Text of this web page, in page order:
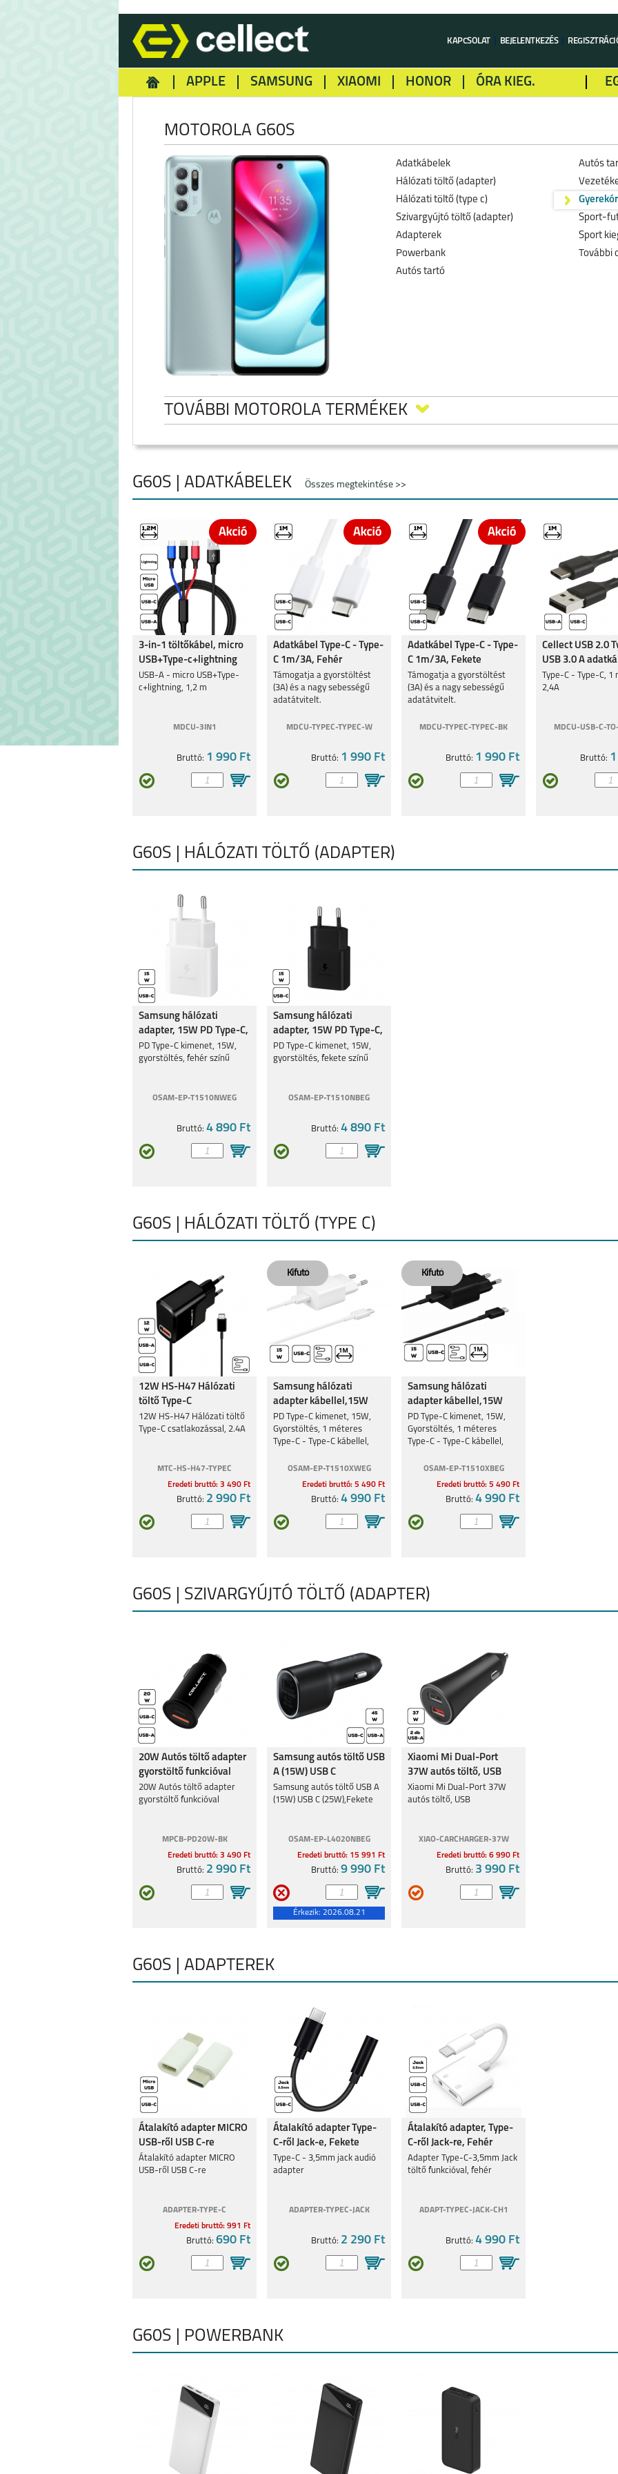
KAPCSOLAT BEJELENTKEZÉS
APPLE SAMSUNG XIAOMI HONOR ÓRA KIEG.
MOTOROLA G60S
Adatkábelek
Hálózati töltő (adapter)
Hálózati töltő (type c)
Szivargyújtó töltő (adapter)
Adapterek
Powerbank
Autós tartó
Autós
Sport-
Sport
További
TOVÁBBI MOTOROLA TERMÉKEK
MOTOROLA EDGE 50
FUSION 5G
MOTOROLA MOTO
MOTOROLA MOTO
MOTOROLA EDGE 40
MOTOROLA MOTO
G34 5G
G53 5G
E13
MOTOROLA EDGE 30
5G
MOTO G62 5G MOTO E20 MOTO G31 G60S
G60S | ADATKÁBELEK Összes megtekintése >>
3-in-1 töltőkábel, micro
USB+Type-c+lightning
USB-A - micro USB+Type-
c+lightning, 1,2 m
MDCU-3IN1
Bruttó: 1 990 Ft
Adatkábel Type-C - Type-
C 1m/3A, Fehér
Támogatja a gyorstöltést
(3A) és a nagy sebességű
adatátvitelt.
MDCU-TYPEC-TYPEC-W
Bruttó: 1 990 Ft
Adatkábel Type-C - Type-
C 1m/3A, Fekete
Támogatja a gyorstöltést
(3A) és a nagy sebességű
adatátvitelt.
MDCU-TYPEC-TYPEC-BK
Bruttó: 1 990 Ft
Cellect USB 2.0
USB 3.0 A
Type-C - Type-C, 1
2,4A
MDCU-USB-C-
Bruttó:
G60S | HÁLÓZATI TÖLTŐ (ADAPTER)
Samsung hálózati
adapter, 15W PD Type-C,
Fehér
PD Type-C kimenet, 15W,
gyorstöltés, fehér színű
OSAM-EP-T1510NWEG
Bruttó: 4 890 Ft
Samsung hálózati
adapter, 15W PD Type-C,
Fekete
PD Type-C kimenet, 15W,
gyorstöltés, fekete színű
OSAM-EP-T1510NBEG
Bruttó: 4 890 Ft
G60S | HÁLÓZATI TÖLTŐ (TYPE C)
12W HS-H47 Hálózati
töltő Type-C
csatlakozó,2.4A
12W HS-H47 Hálózati töltő
Type-C csatlakozással, 2.4A
MTC-HS-H47-TYPEC
Eredeti bruttó: 3 490 Ft
Bruttó: 2 990 Ft
Samsung hálózati
adapter kábellel,15W
PD Type-C kimenet, 15W,
Gyorstöltés, 1 méteres
Type-C - Type-C kábellel,
OSAM-EP-T1510XWEG
Eredeti bruttó: 5 490 Ft
Bruttó: 4 990 Ft
Samsung hálózati
adapter kábellel,15W
Fekete
PD Type-C kimenet, 15W,
Gyorstöltés, 1 méteres
Type-C - Type-C kábellel,
OSAM-EP-T1510XBEG
Eredeti bruttó: 5 490 Ft
Bruttó: 4 990 Ft
G60S | SZIVARGYÚJTÓ TÖLTŐ (ADAPTER)
20W Autós töltő adapter
gyorstöltő funkcióval
20W Autós töltő adapter
gyorstöltő funkcióval
MPCB-PD20W-BK
Eredeti bruttó: 3 490 Ft
Bruttó: 2 990 Ft
Samsung autós töltő USB
A (15W) USB C
(25W),Fekete
Samsung autós töltő USB A
(15W) USB C (25W),Fekete
OSAM-EP-L4020NBEG
Eredeti bruttó: 15 991 Ft
Bruttó: 9 990 Ft
Érkezik: 2026.08.21
Xiaomi Mi Dual-Port
37W autós töltő, USB
Xiaomi Mi Dual-Port 37W
autós töltő, USB
XIAO-CARCHARGER-37W
Eredeti bruttó: 6 990 Ft
Bruttó: 3 990 Ft
G60S | ADAPTEREK
Átalakító adapter MICRO
USB-ről USB C-re
Átalakító adapter MICRO
USB-ről USB C-re
ADAPTER-TYPE-C
Eredeti bruttó: 991 Ft
Bruttó: 690 Ft
Átalakító adapter Type-
C-ről Jack-e, Fekete
Type-C - 3,5mm jack audió
adapter
ADAPTER-TYPEC-JACK
Bruttó: 2 290 Ft
Átalakító adapter, Type-
C-ről Jack-re, Fehér
Adapter Type-C-3,5mm Jack
töltő funkcióval, fehér
ADAPT-TYPEC-JACK-CH1
Bruttó: 4 990 Ft
G60S | POWERBANK